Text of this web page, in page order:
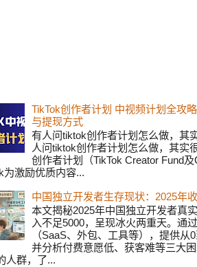
TikTok创作者计划 中视频计划全攻
与提现方式
有人问tiktok创作者计划怎么做，其
人问tiktok创作者计划怎么做，其实
创作者计划（TikTok Creator Fund
为激励优质内容...
中国独立开发者生存现状：2025年
本文揭秘2025年中国独立开发者真
入不足5000，呈现冰火两重天。通
（SaaS、外包、工具等），提供
并分析付费意愿低、获客难等三大
人群，了...